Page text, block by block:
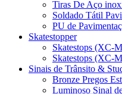
Tiras De Aço
Soldado Tátil
PU de
Skatestopper
Skatestops (XC-
Skatestops (XC-
Sinais de Trânsito &
Bronze Pregos
Luminoso Sinal